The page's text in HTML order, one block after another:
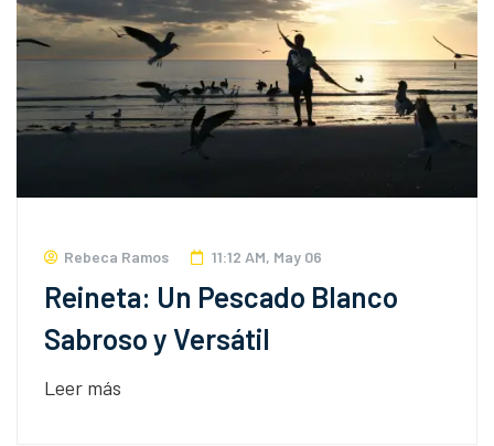
Rebeca Ramos 11:12 AM, May 06
Reineta: Un Pescado Blanco
Sabroso y Versátil
Leer más